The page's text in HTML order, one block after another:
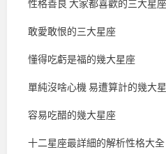
性格善良 大家都喜歡的三大星座
敢愛敢恨的三大星座
懂得吃虧是福的幾大星座
單純沒啥心機 易遭算計的幾大
容易吃醋的幾大星座
十二星座最詳細的解析性格大全